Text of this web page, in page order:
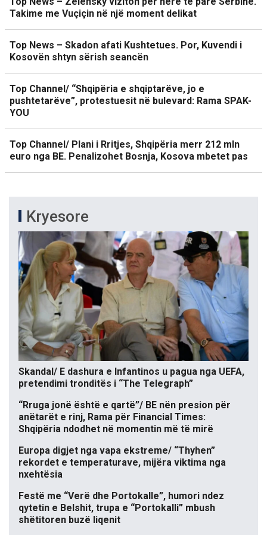
Takime me Vuçiçin në një moment delikat
Top News – Skadon afati Kushtetues. Por, Kuvendi i
Kosovën shtyn sërish seancën
Top Channel/ “Shqipëria e shqiptarëve, jo e
pushtetarëve”, protestuesit në bulevard: Rama SPAK-
YOU
Top Channel/ Plani i Rritjes, Shqipëria merr 212 mln
euro nga BE. Penalizohet Bosnja, Kosova mbetet pas
Kryesore
Skandal/ E dashura e Infantinos u pagua nga UEFA,
pretendimi tronditës i “The Telegraph”
“Rruga jonë është e qartë”/ BE nën presion për
anëtarët e rinj, Rama për Financial Times:
Shqipëria ndodhet në momentin më të mirë
Europa digjet nga vapa ekstreme/ “Thyhen”
rekordet e temperaturave, mijëra viktima nga
nxehtësia
Festë me “Verë dhe Portokalle”, humori ndez
qytetin e Belshit, trupa e “Portokalli” mbush
shëtitoren buzë liqenit